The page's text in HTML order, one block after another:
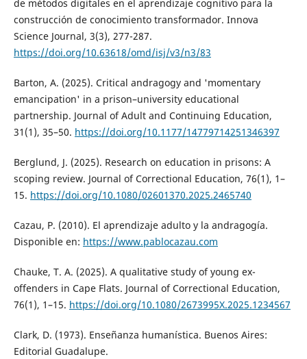
de métodos digitales en el aprendizaje cognitivo para la
construcción de conocimiento transformador. Innova
Science Journal, 3(3), 277-287.
https://doi.org/10.63618/omd/isj/v3/n3/83
Barton, A. (2025). Critical andragogy and 'momentary
emancipation' in a prison–university educational
partnership. Journal of Adult and Continuing Education,
31(1), 35–50. https://doi.org/10.1177/14779714251346397
Berglund, J. (2025). Research on education in prisons: A
scoping review. Journal of Correctional Education, 76(1), 1–
15. https://doi.org/10.1080/02601370.2025.2465740
Cazau, P. (2010). El aprendizaje adulto y la andragogía.
Disponible en: https://www.pablocazau.com
Chauke, T. A. (2025). A qualitative study of young ex-
offenders in Cape Flats. Journal of Correctional Education,
76(1), 1–15. https://doi.org/10.1080/2673995X.2025.1234567
Clark, D. (1973). Enseñanza humanística. Buenos Aires:
Editorial Guadalupe.